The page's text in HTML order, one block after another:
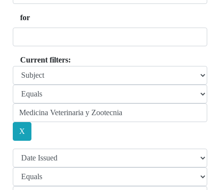
for
Current filters: